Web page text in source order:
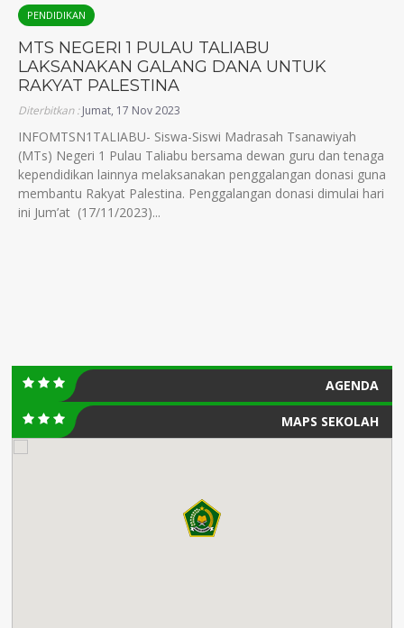
PENDIDIKAN
MTS NEGERI 1 PULAU TALIABU
LAKSANAKAN GALANG DANA UNTUK
RAKYAT PALESTINA
Diterbitkan :Jumat, 17 Nov 2023
INFOMTSN1TALIABU- Siswa-Siswi Madrasah Tsanawiyah
(MTs) Negeri 1 Pulau Taliabu bersama dewan guru dan tenaga
kependidikan lainnya melaksanakan penggalangan donasi guna
membantu Rakyat Palestina. Penggalangan donasi dimulai hari
ini Jum’at (17/11/2023)...
AGENDA
MAPS SEKOLAH